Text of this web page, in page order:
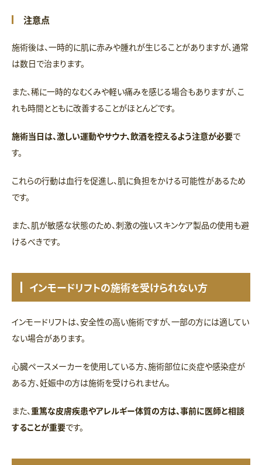
注意点
施術後は、一時的に肌に赤みや腫れが生じることがありますが、通常
は数日で治まります。
また、稀に一時的なむくみや軽い痛みを感じる場合もありますが、こ
れも時間とともに改善することがほとんどです。
施術当日は、激しい運動やサウナ、飲酒を控えるよう注意が必要で
す。
これらの行動は血行を促進し、肌に負担をかける可能性があるため
です。
また、肌が敏感な状態のため、刺激の強いスキンケア製品の使用も避
けるべきです。
インモードリフトの施術を受けられない方
インモードリフトは、安全性の高い施術ですが、一部の方には適してい
ない場合があります。
心臓ペースメーカーを使用している方、施術部位に炎症や感染症が
ある方、妊娠中の方は施術を受けられません。
また、重篤な皮膚疾患やアレルギー体質の方は、事前に医師と相談
することが重要です。